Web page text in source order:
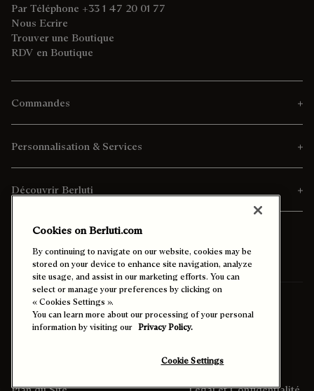
Par Téléphone +33 1 47 20 01 77
Nous Ecrire
Trouver une Boutique
RDV en Boutique
Commandes
Personnalisation & Services
Découvrir Berluti
Pays/Région de Livraison:
Cookies on Berluti.com
By continuing to navigate on our website, cookies may be
stored on your device to enhance site navigation, analyze
site usage, and assist in our marketing efforts. You can
select or manage your preferences by clicking on
« Cookies Settings ».
You can learn more about our processing of your personal
information by visiting our Privacy Policy.
Cookie Settings